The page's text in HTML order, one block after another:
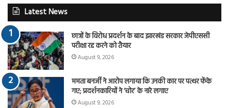
Latest News
छात्रों के विरोध प्रदर्शन के बाद झारखंड सरकार जेपीएससी
परीक्षा रद्द करने को तैयार
August 9, 2026
ममता बनर्जी ने आरोप लगाया कि उनकी कार पर पत्थर फेंके
गए; प्रदर्शनकारियों ने ‘चोर’ के नारे लगाए
August 9, 2026